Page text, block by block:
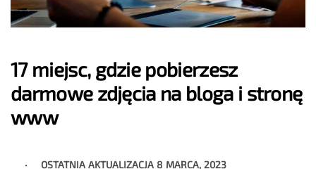
17 miejsc, gdzie pobierzesz
darmowe zdjęcia na bloga i stronę
www
OSTATNIA AKTUALIZACJA 8 MARCA, 2023